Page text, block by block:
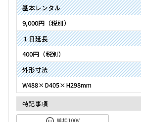
基本レンタル
9,000円（税別）
１日延長
400円（税別）
外形寸法
W488×D405×H298mm
特記事項
単相100V